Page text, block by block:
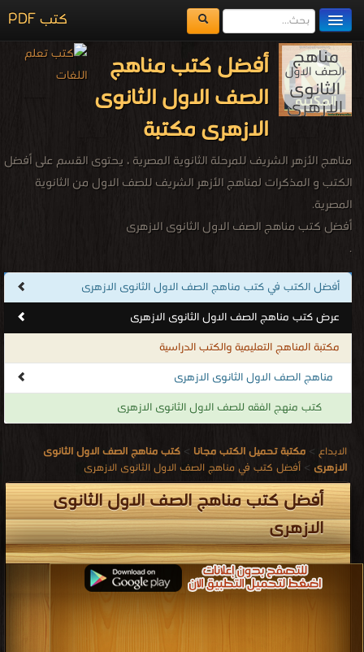
كتب PDF
مكتبة الكتب
المكتبات
يُقرأ حالياً
اضف كتاب
أفضل كتب مناهج
الصف الاول الثانوى
الازهرى مكتبة
مناهج الأزهر الشريف للمرحلة الثانوية المصرية ، يحتوى القسم على أفضل
الكتب و المذكرات لمناهج الأزهر الشريف للصف الاول من الثانوية
المصرية.
أفضل كتب مناهج الصف الاول الثانوى الازهرى
.
أفضل الكتب في كتب مناهج الصف الاول الثانوى الازهرى
عرض كتب مناهج الصف الاول الثانوى الازهرى
مكتبة المناهج التعليمية والكتب الدراسية
مناهج الصف الاول الثانوى الازهرى
كتب منهج الفقه للصف الاول الثانوى الازهرى
الابداع > مكتبة تحميل الكتب مجانا > كتب مناهج الصف الاول الثانوى
الازهرى > أفضل كتب في مناهج الصف الاول الثانوى الازهرى
أفضل كتب مناهج الصف الاول الثانوى
الازهرى